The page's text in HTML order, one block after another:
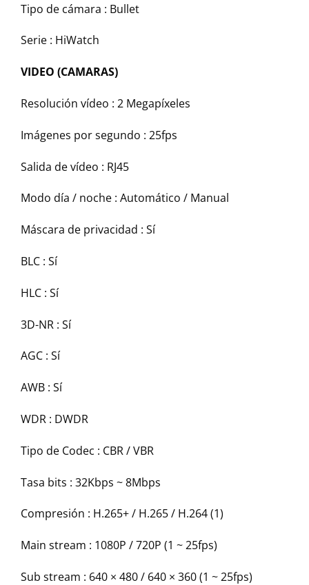
Tipo de cámara : Bullet
Serie : HiWatch
VIDEO (CAMARAS)
Resolución vídeo : 2 Megapíxeles
Imágenes por segundo : 25fps
Salida de vídeo : RJ45
Modo día / noche : Automático / Manual
Máscara de privacidad : Sí
BLC : Sí
HLC : Sí
3D-NR : Sí
AGC : Sí
AWB : Sí
WDR : DWDR
Tipo de Codec : CBR / VBR
Tasa bits : 32Kbps ~ 8Mbps
Compresión : H.265+ / H.265 / H.264 (1)
Main stream : 1080P / 720P (1 ~ 25fps)
Sub stream : 640 × 480 / 640 × 360 (1 ~ 25fps)